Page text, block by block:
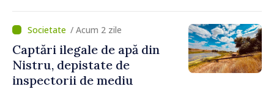
și a polițiștilor de frontieră
/ Acum 2 zile
Captări ilegale de apă din
Nistru, depistate de
inspectorii de mediu